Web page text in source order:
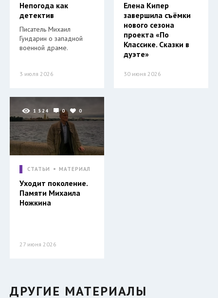
Непогода как
детектив
Писатель Михаил
Гундарин о западной
военной драме.
3 июля 2026
Елена Кипер
завершила съёмки
нового сезона
проекта «По
Классике. Сказки в
дуэте»
30 июня 2026
1 524 0 0
СТАТЬИ МАТЕРИАЛ
Уходит поколение.
Памяти Михаила
Ножкина
27 июня 2026
ДРУГИЕ МАТЕРИАЛЫ